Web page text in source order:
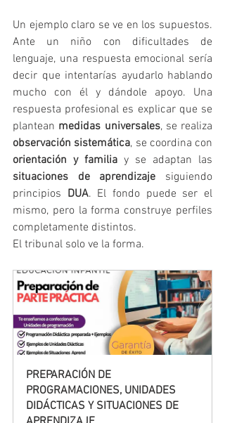
Un ejemplo claro se ve en los supuestos.
Ante un niño con dificultades de
lenguaje, una respuesta emocional sería
decir que intentarías ayudarlo hablando
mucho con él y dándole apoyo. Una
respuesta profesional es explicar que se
plantean medidas universales
observación sistemática
orientación y familia
situaciones de aprendizaje siguiendo
principios DUA. El fondo puede ser el
mismo, pero la forma construye perfiles
completamente distintos.
El tribunal solo ve la forma.
PREPARACIÓN DE
PROGRAMACIONES, UNIDADES
DIDÁCTICAS Y SITUACIONES DE